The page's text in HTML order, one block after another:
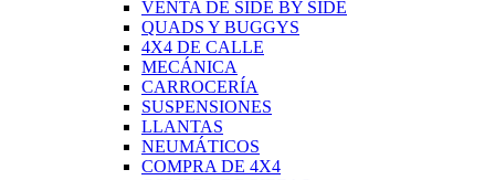
VENTA DE SIDE BY SIDE
QUADS Y BUGGYS
4X4 DE CALLE
MECÁNICA
CARROCERÍA
SUSPENSIONES
LLANTAS
NEUMÁTICOS
COMPRA DE 4X4